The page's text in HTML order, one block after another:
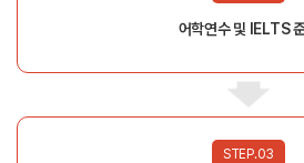
어학연수 및 IELTS 준
STEP.03